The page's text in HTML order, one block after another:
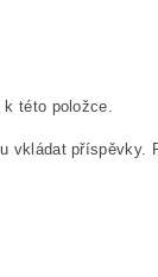
této položce.
vkládat příspěvky.